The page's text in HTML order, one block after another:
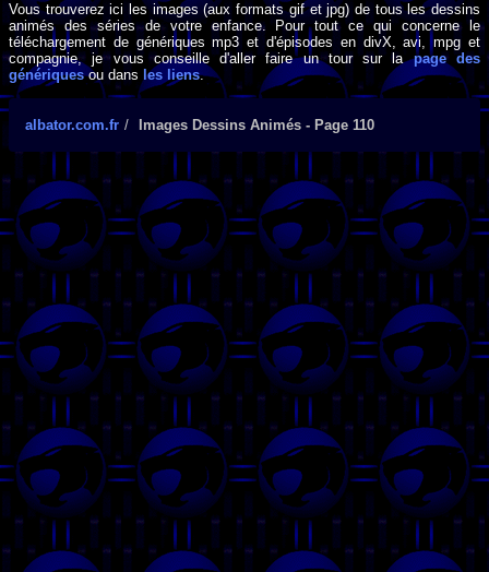
Vous trouverez ici les images (aux formats gif et jpg) de tous les dessins
animés des séries de votre enfance. Pour tout ce qui concerne le
téléchargement de génériques mp3 et d'épisodes en divX, avi, mpg et
compagnie, je vous conseille d'aller faire un tour sur lapage des
génériquesou dans les liens.
albator.com.fr Images Dessins Animés - Page 110